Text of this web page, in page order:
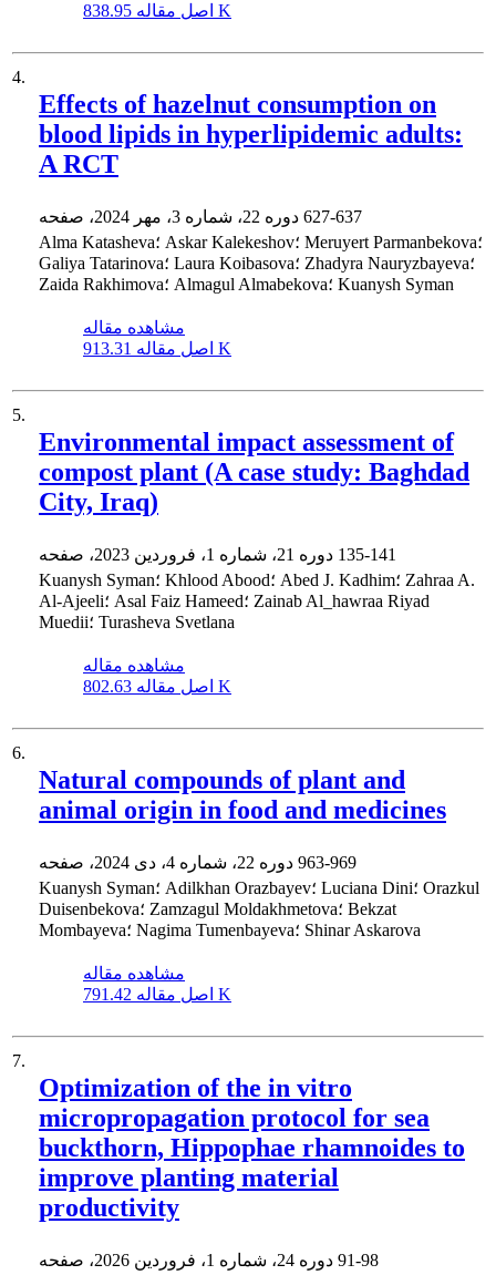
اصل مقاله 838.95 K
4.
Effects of hazelnut consumption on
blood lipids in hyperlipidemic adults:
A RCT
627-637
Alma Katasheva؛ Askar Kalekeshov؛ Meruyert Parmanbekova؛
Galiya Tatarinova؛ Laura Koibasova؛ Zhadyra Nauryzbayeva؛
Zaida Rakhimova؛ Almagul Almabekova؛ Kuanysh Syman
مشاهده مقاله
اصل مقاله 913.31 K
5.
Environmental impact assessment of
compost plant (A case study: Baghdad
City, Iraq)
135-141
Kuanysh Syman؛ Khlood Abood؛ Abed J. Kadhim؛ Zahraa A.
Al-Ajeeli؛ Asal Faiz Hameed؛ Zainab Al_hawraa Riyad
Muedii؛ Turasheva Svetlana
مشاهده مقاله
اصل مقاله 802.63 K
6.
Natural compounds of plant and
animal origin in food and medicines
963-969
Kuanysh Syman؛ Adilkhan Orazbayev؛ Luciana Dini؛ Orazkul
Duisenbekova؛ Zamzagul Moldakhmetova؛ Bekzat
Mombayeva؛ Nagima Tumenbayeva؛ Shinar Askarova
مشاهده مقاله
اصل مقاله 791.42 K
7.
Optimization of the in vitro
micropropagation protocol for sea
buckthorn, Hippophae rhamnoides to
improve planting material
productivity
91-98